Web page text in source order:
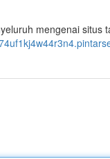
mengenai situs